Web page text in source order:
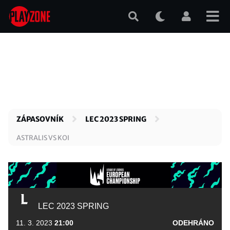
Přejít
hlavnímu
ZÁPASOVNÍK LEC 2023 SPRING
ASTRALIS VS KOI
LEC 2023 SPRING
11. 3. 2023 21:00 ODEHRÁNO